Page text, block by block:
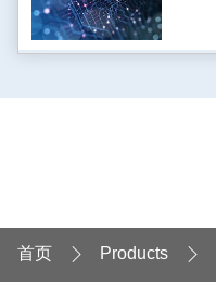
首页 Products